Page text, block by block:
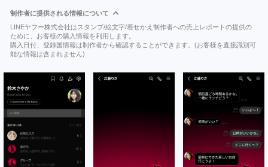
制作者に提供される情報について
LINEヤフー株式会社はスタンプ/絵文字/着せかえ制作者への売上レポートの提供の
ために、お客様の購入情報を利用します。
購入日付、登録国情報は制作者から確認することができます。(お客様を直接識別可
能な情報は含まれません)